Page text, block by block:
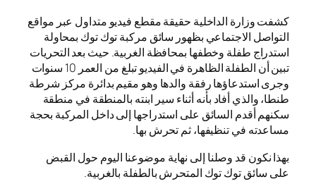
كشفت وزارة الداخلية حقيقة مقطع فيديو متداول عبر مواقع
التواصل الاجتماعي بظهور سائق مركبة توك توك بمحاولة
استدراج طفلة وخطفها بمحافظة الغربية. حيث بعد التحريات
تبين أن الطفلة الظاهرة في الفيديو تبلغ من العمر 10 سنوات
وجرى استدعاؤها رفقة والدها وهو مقيم بدائرة مركز شرطة
طنطا، والذي أفاد بأنه أثناء سير ابنته بالمنطقة في منطقة
سكنهم أقدم السائق على استدراجها إلى داخل المركبة بحجة
مساعدته في تنظيفها، ثم تحرش بها.
بهذا نكون قد وصلنا إلى نهاية موضوعنا اليوم حول القبض
على سائق توك توك المتحرش بالطفلة بالغربية.